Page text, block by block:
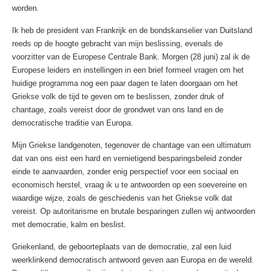
worden.
Ik heb de president van Frankrijk en de bondskanselier van Duitsland
reeds op de hoogte gebracht van mijn beslissing, evenals de
voorzitter van de Europese Centrale Bank. Morgen (28 juni) zal ik de
Europese leiders en instellingen in een brief formeel vragen om het
huidige programma nog een paar dagen te laten doorgaan om het
Griekse volk de tijd te geven om te beslissen, zonder druk of
chantage, zoals vereist door de grondwet van ons land en de
democratische traditie van Europa.
Mijn Griekse landgenoten, tegenover de chantage van een ultimatum
dat van ons eist een hard en vernietigend besparingsbeleid zonder
einde te aanvaarden, zonder enig perspectief voor een sociaal en
economisch herstel, vraag ik u te antwoorden op een soevereine en
waardige wijze, zoals de geschiedenis van het Griekse volk dat
vereist. Op autoritarisme en brutale besparingen zullen wij antwoorden
met democratie, kalm en beslist.
Griekenland, de geboorteplaats van de democratie, zal een luid
weerklinkend democratisch antwoord geven aan Europa en de wereld.